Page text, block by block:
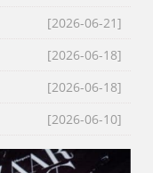
[2026-06-21]
[2026-06-18]
[2026-06-18]
[2026-06-10]